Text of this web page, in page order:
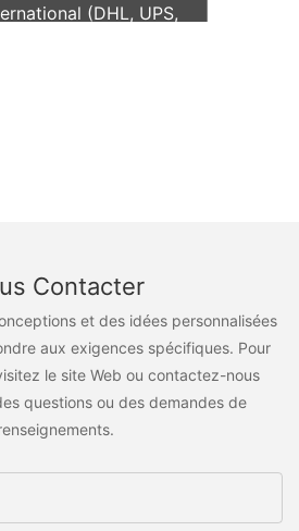
(DHL, UPS,
Contacter
et des idées personnalisées
aux exigences spécifiques. Pour
le site Web ou contactez-nous
questions ou des demandes de